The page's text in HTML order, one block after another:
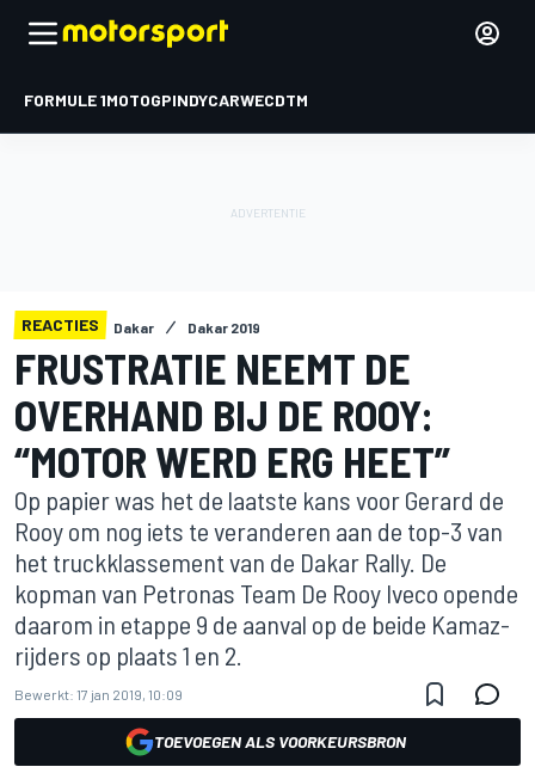
FORMULE 1MOTOGPINDYCARWECDTM
REACTIES Dakar Dakar 2019
FRUSTRATIE NEEMT DE
OVERHAND BIJ DE ROOY:
“MOTOR WERD ERG HEET”
Op papier was het de laatste kans voor Gerard de
Rooy om nog iets te veranderen aan de top-3 van
het truckklassement van de Dakar Rally. De
kopman van Petronas Team De Rooy Iveco opende
daarom in etappe 9 de aanval op de beide Kamaz-
rijders op plaats 1 en 2.
Bewerkt: 17 jan 2019, 10:09
TOEVOEGEN ALS VOORKEURSBRON